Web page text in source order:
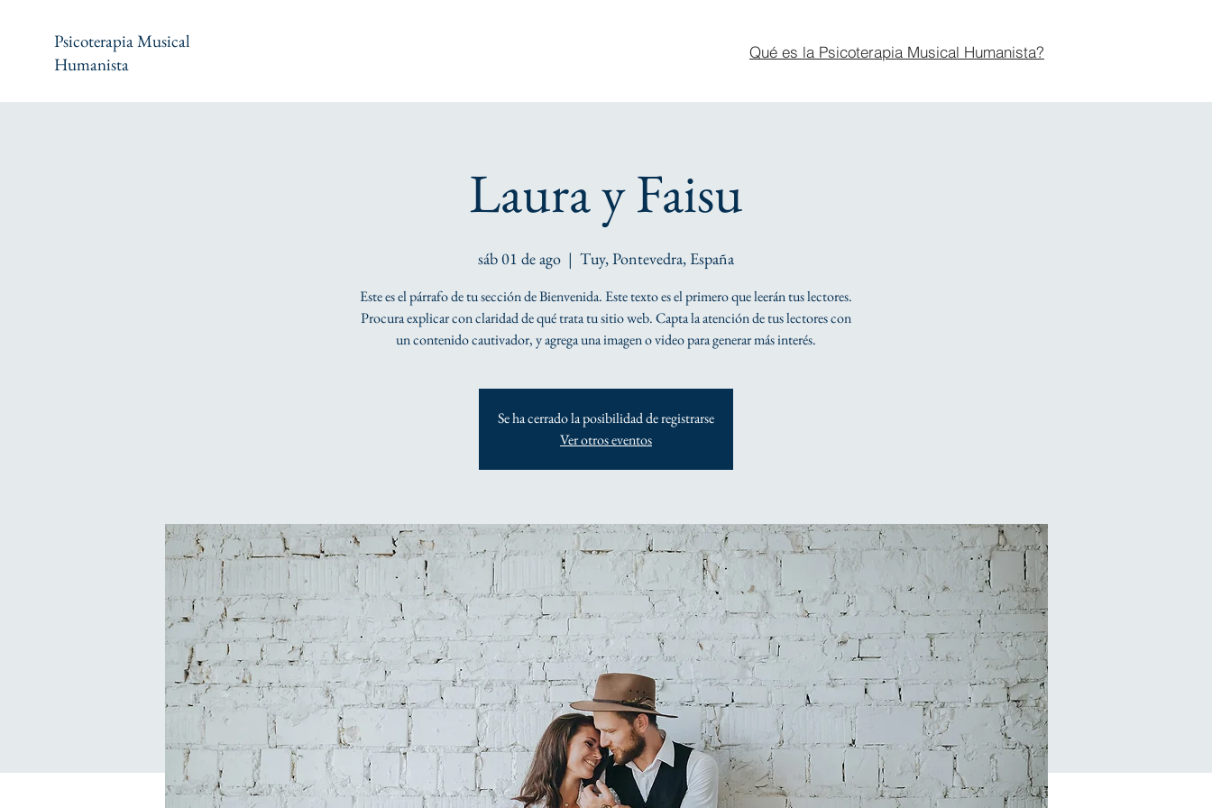
Psicoterapia Musical
Humanista
Qué es la Psicoterapia Musical Humanista?
Laura y Faisu
sáb 01 de ago
  |
Tuy, Pontevedra, España
Este es el párrafo de tu sección de Bienvenida. Este texto es el primero que leerán tus lectores.
Procura explicar con claridad de qué trata tu sitio web. Capta la atención de tus lectores con
un contenido cautivador, y agrega una imagen o video para generar más interés.
Se ha cerrado la posibilidad de registrarse
Ver otros eventos